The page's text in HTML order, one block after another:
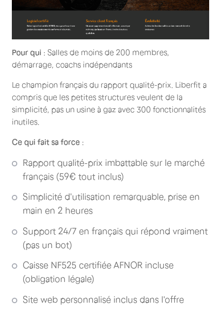
Pour qui : Salles de moins de 200 membres,
démarrage, coachs indépendants
Le champion français du rapport qualité-prix. Liberfit a
compris que les petites structures veulent de la
simplicité, pas un usine à gaz avec 300 fonctionnalités
inutiles.
Ce qui fait sa force :
Rapport qualité-prix imbattable sur le marché
français (59€ tout inclus)
Simplicité d'utilisation remarquable, prise en
main en 2 heures
Support 24/7 en français qui répond vraiment
(pas un bot)
Caisse NF525 certifiée AFNOR incluse
(obligation légale)
Site web personnalisé inclus dans l'offre